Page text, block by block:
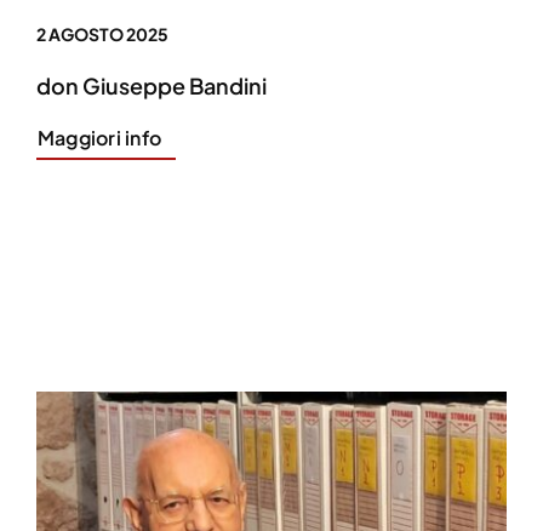
2 AGOSTO 2025
don Giuseppe Bandini
Maggiori info